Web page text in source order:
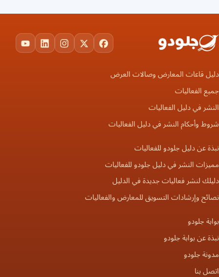
Facebook
X
Instagram
LinkedIn
دليل قاعات المعارض وصالات العرض
جميع الفعاليات
النشر في دليل الفعاليات
شروط وأحكام النشر في دليل الفعاليات
نبذة عن دليل جلودو للفعاليات
مميزات النشر في دليل جلودو للفعاليات
دليلك لنشر فعاليات جديدة في الدليل
نصائح وإرشادات التسويق للمعارض والفعاليات
بوابة جلودو
نبذة عن بوابة جلودو
مدونة جلودو
اتصل بنا